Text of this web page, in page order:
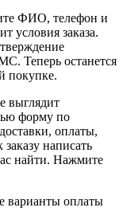
ФИО, телефон и
условия заказа.
Теперь останется
покупке.
выглядит
форму по
оплаты,
написать
найти. Нажмите
варианты оплаты